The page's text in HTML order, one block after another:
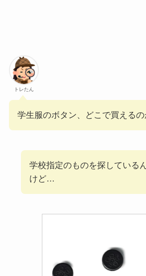
トレたん
学生服のボタン、どこで買えるの
学校指定のものを探している
けど…